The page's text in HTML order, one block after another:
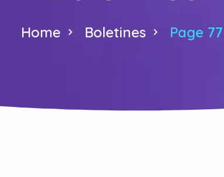
Home Boletines Page 77